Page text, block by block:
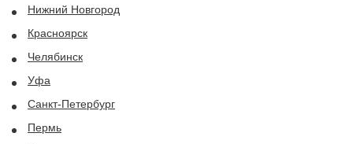
Нижний Новгород
Красноярск
Челябинск
Уфа
Санкт-Петербург
Пермь